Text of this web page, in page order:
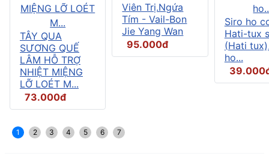
TÂY QUA
SƯƠNG QUẾ
LÂM HỖ TRỢ
NHIỆT MIỆNG
LỠ LOÉT M...
73.000đ
Viên Trị.Ngứa
Tím - Vail-Bon
Jie Yang Wan
95.000đ
Siro ho
Hati-tux
(Hati
ho...
1 2 3 4 5 6 7